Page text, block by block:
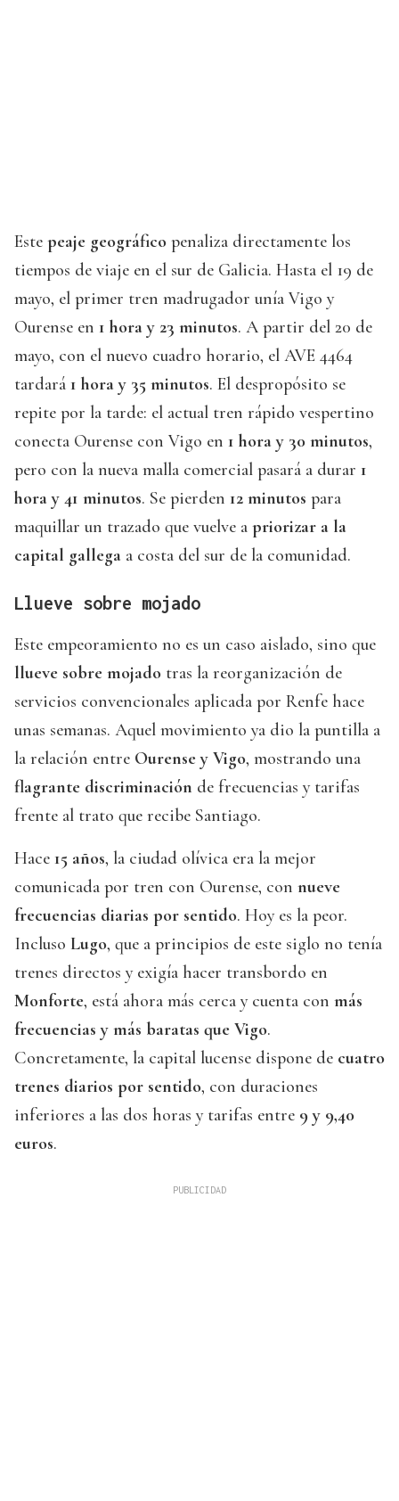
Este peaje geográfico penaliza directamente los
tiempos de viaje en el sur de Galicia. Hasta el 19 de
mayo, el primer tren madrugador unía Vigo y
Ourense en 1 hora y 23 minutos. A partir del 20 de
mayo, con el nuevo cuadro horario, el AVE 4464
tardará 1 hora y 35 minutos. El despropósito se
repite por la tarde: el actual tren rápido vespertino
conecta Ourense con Vigo en 1 hora y 30 minutos,
pero con la nueva malla comercial pasará a durar 1
hora y 41 minutos. Se pierden 12 minutos para
maquillar un trazado que vuelve a priorizar a la
capital gallega a costa del sur de la comunidad.
Llueve sobre mojado
Este empeoramiento no es un caso aislado, sino que
llueve sobre mojado tras la reorganización de
servicios convencionales aplicada por Renfe hace
unas semanas. Aquel movimiento ya dio la puntilla a
la relación entre Ourense y Vigo, mostrando una
flagrante discriminación de frecuencias y tarifas
frente al trato que recibe Santiago.
Hace 15 años, la ciudad olívica era la mejor
comunicada por tren con Ourense, con nueve
frecuencias diarias por sentido. Hoy es la peor.
Incluso Lugo, que a principios de este siglo no tenía
trenes directos y exigía hacer transbordo en
Monforte, está ahora más cerca y cuenta con más
frecuencias y más baratas que Vigo.
Concretamente, la capital lucense dispone de cuatro
trenes diarios por sentido, con duraciones
inferiores a las dos horas y tarifas entre 9 y 9,40
euros.